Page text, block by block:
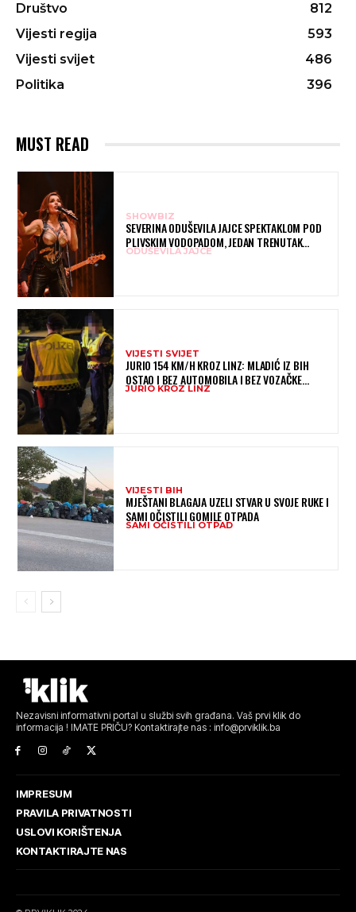
Društvo
812
Vijesti regija
593
Vijesti svijet
486
Politika
396
MUST READ
SHOWBIZ
SEVERINA ODUŠEVILA JAJCE SPEKTAKLOM POD
PLIVSKIM VODOPADOM, JEDAN TRENUTAK
POSEBNO JE DIRNUO PUBLIKU
ODUŠEVILA JAJCE
VIJESTI SVIJET
JURIO 154 KM/H KROZ LINZ: MLADIĆ IZ BIH
OSTAO I BEZ AUTOMOBILA I BEZ VOZAČKE
DOZVOLE
JURIO KROZ LINZ
VIJESTI BIH
MJEŠTANI BLAGAJA UZELI STVAR U SVOJE RUKE I
SAMI OČISTILI GOMILE OTPADA
SAMI OČISTILI OTPAD
Nezavisni informativni portal u službi svih građana. Vaš prvi klik do
informacija ! IMATE PRIČU? Kontaktirajte nas : info@prviklik.ba
IMPRESUM
PRAVILA PRIVATNOSTI
USLOVI KORIŠTENJA
KONTAKTIRAJTE NAS